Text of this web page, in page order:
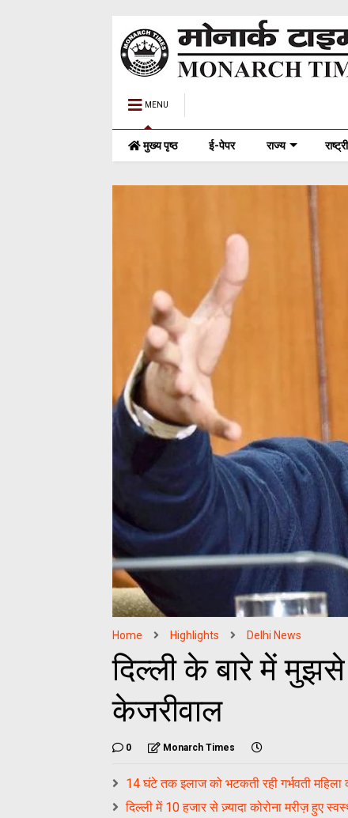
MENU
मुख्य पृष्ठ ई-पेपर राज्य
Home Highlights Delhi News
दिल्ली के बारे में
केजरीवाल
0 Monarch Times
14 घंटे तक इलाज को भटकती रही गर्भवती महिला
दिल्ली में 10 हजार से ज़्यादा कोरोना मरीज़ हुए